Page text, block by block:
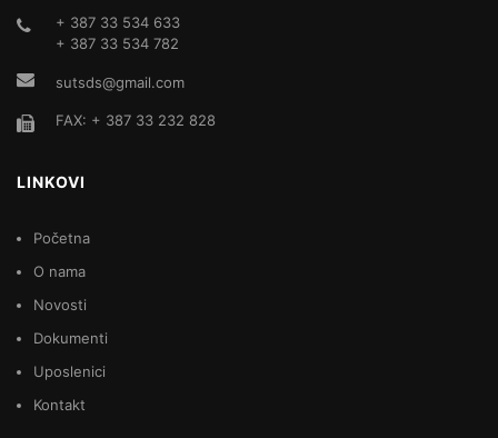
+ 387 33 534 633
+ 387 33 534 782
sutsds@gmail.com
FAX: + 387 33 232 828
LINKOVI
Početna
O nama
Novosti
Dokumenti
Uposlenici
Kontakt